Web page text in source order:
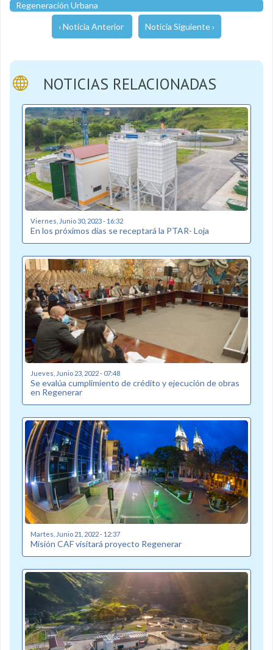
Regeneración Urbana
‹ Noticia Anterior Noticia Siguiente ›
NOTICIAS RELACIONADAS
Viernes, Junio 30, 2023 - 16:32
En los próximos días se receptará la PTAR- Loja
Jueves, Junio 23, 2022 - 07:48
Se evalúa cumplimiento de crédito y ejecución de obras
en Regenerar
Martes, Junio 21, 2022 - 12:37
Misión CAF visitará proyecto Regenerar